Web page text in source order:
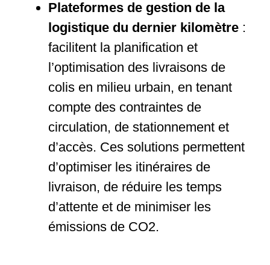
Plateformes de gestion de la
logistique du dernier kilomètre :
facilitent la planification et
l’optimisation des livraisons de
colis en milieu urbain, en tenant
compte des contraintes de
circulation, de stationnement et
d’accès. Ces solutions permettent
d’optimiser les itinéraires de
livraison, de réduire les temps
d’attente et de minimiser les
émissions de CO2.